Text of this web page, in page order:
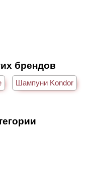
брендов
Шампуни Kondor